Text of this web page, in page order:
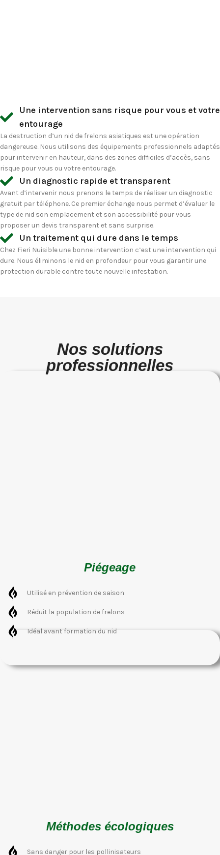
Une intervention sans risque pour vous et votre
entourage
La destruction d’un nid de frelons asiatiques est une opération
dangereuse. Nous utilisons des équipements professionnels adaptés
pour intervenir en hauteur, dans des zones difficiles d’accès, sans
risque pour vous ou votre entourage.
Un diagnostic rapide et transparent
Avant d’intervenir nous prenons le temps de réaliser un diagnostic
gratuit par téléphone. Ce premier échange nous permet d’évaluer le
type de nid son emplacement et son accessibilité pour vous
proposer un devis transparent et sans surprise.
Un traitement qui dure dans le temps
Chez Fieri Nuisible une bonne intervention c’est une intervention qui
dure. Nous éliminons le nid en profondeur pour vous garantir une
protection durable contre toute nouvelle infestation.
Nos solutions
professionnelles
Piégeage
Utilisé en prévention de saison
Réduit la population de frelons
Idéal avant formation du nid
Méthodes écologiques
Sans danger pour les pollinisateurs